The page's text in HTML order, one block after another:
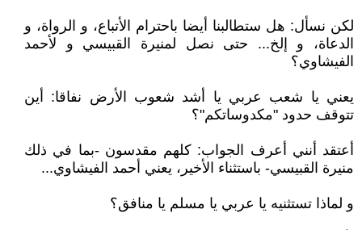
لكن نسأل: هل ستطالبنا أيضا باحترام الأتباع، و الرواة، و
الدعاة، و إلخ... حتى نصل لمنيرة القبيسي و لأحمد
الفيشاوي؟
يعني يا شعب عربي يا أشد شعوب الأرض نفاقا: أين
تتوقف حدود "مكدوساتكم"؟
أعتقد أنني أعرف الجواب: كلهم مقدسون -بما في ذلك
منيرة القبيسي- باستثناء الأخير، يعني أحمد الفيشاوي...
و لماذا تستثنيه يا عربي يا مسلم يا منافق؟